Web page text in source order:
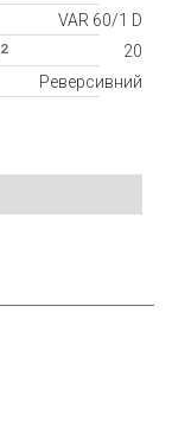
VAR 60/1 D
2
20
Реверсивний
4.9 - 8.9 Вт